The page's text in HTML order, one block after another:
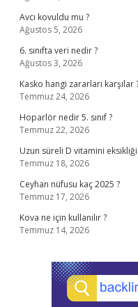
Avcı kovuldu mu ?
Ağustos 5, 2026
6. sınıfta veri nedir ?
Ağustos 3, 2026
Kasko hangi zararları karşılar
Temmuz 24, 2026
Hoparlör nedir 5. sınıf ?
Temmuz 22, 2026
Uzun süreli D vitamini
Temmuz 18, 2026
Ceyhan nüfusu kaç 2025 ?
Temmuz 17, 2026
Kova ne için kullanılır ?
Temmuz 14, 2026